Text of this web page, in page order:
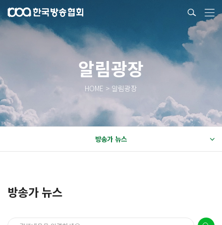
알림광장
HOME > 알림광장
방송가 뉴스
방송가 뉴스